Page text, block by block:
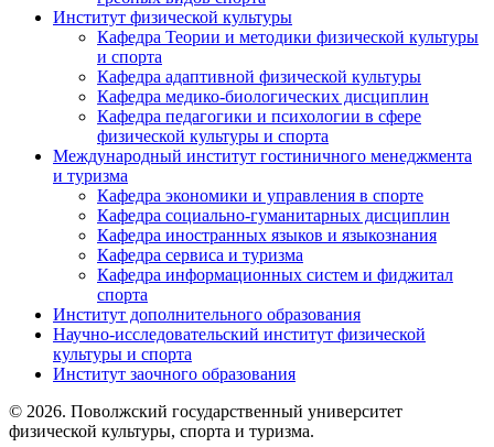
Институт физической культуры
Кафедра Теории и методики физической культуры
и спорта
Кафедра адаптивной физической культуры
Кафедра медико-биологических дисциплин
Кафедра педагогики и психологии в сфере
физической культуры и спорта
Международный институт гостиничного менеджмента
и туризма
Кафедра экономики и управления в спорте
Кафедра социально-гуманитарных дисциплин
Кафедра иностранных языков и языкознания
Кафедра сервиса и туризма
Кафедра информационных систем и фиджитал
спорта
Институт дополнительного образования
Научно-исследовательский институт физической
культуры и спорта
Институт заочного образования
© 2026. Поволжский государственный университет
физической культуры, спорта и туризма.